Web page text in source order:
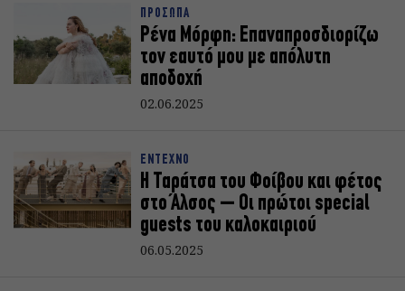
ΠΡΟΣΩΠΑ
Ρένα Μόρφη: Επαναπροσδιορίζω
τον εαυτό μου με απόλυτη
αποδοχή
02.06.2025
ΕΝΤΕΧΝΟ
Η Ταράτσα του Φοίβου και φέτος
στο Άλσος – Οι πρώτοι special
guests του καλοκαιριού
06.05.2025